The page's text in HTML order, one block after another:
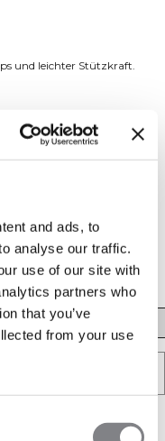
and ads, to
analyse our traffic.
use of our site with
partners who
that you’ve
from your use
und leichter Stützkraft.
L XL